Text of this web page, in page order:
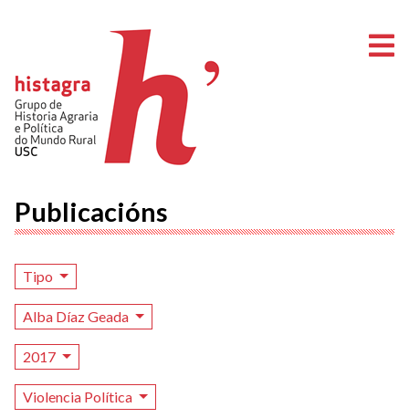
Publicacións
Tipo
Alba Díaz Geada
2017
Violencia Política